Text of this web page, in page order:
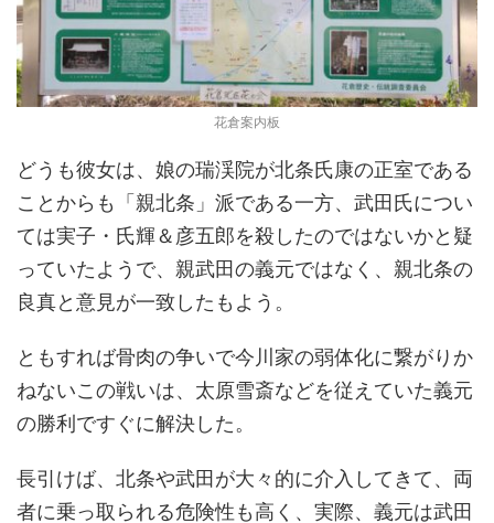
花倉案内板
どうも彼女は、娘の瑞渓院が北条氏康の正室である
ことからも「親北条」派である一方、武田氏につい
ては実子・氏輝＆彦五郎を殺したのではないかと疑
っていたようで、親武田の義元ではなく、親北条の
良真と意見が一致したもよう。
ともすれば骨肉の争いで今川家の弱体化に繋がりか
ねないこの戦いは、太原雪斎などを従えていた義元
の勝利ですぐに解決した。
長引けば、北条や武田が大々的に介入してきて、両
者に乗っ取られる危険性も高く、実際、義元は武田